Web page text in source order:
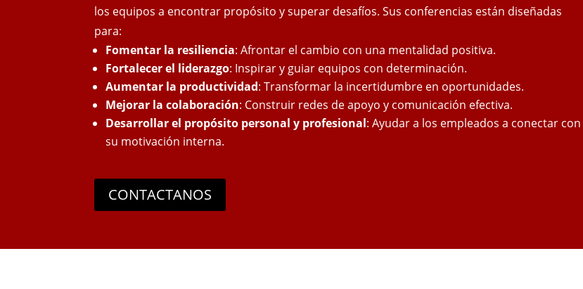
los equipos a encontrar propósito y superar desafíos. Sus conferencias están diseñadas
para:
Fomentar la resiliencia: Afrontar el cambio con una mentalidad positiva.
Fortalecer el liderazgo: Inspirar y guiar equipos con determinación.
Aumentar la productividad: Transformar la incertidumbre en oportunidades.
Mejorar la colaboración: Construir redes de apoyo y comunicación efectiva.
Desarrollar el propósito personal y profesional: Ayudar a los empleados a conectar con
su motivación interna.
CONTACTANOS